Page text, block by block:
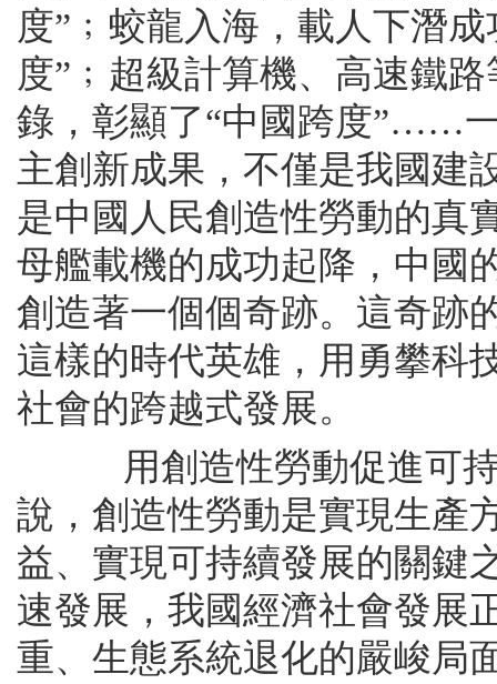
度”﹔蛟龍入海，載人下潛
度”﹔超級計算機、高速鐵
錄，彰顯了“中國跨度”……
主創新成果，不僅是我國建
是中國人民創造性勞動的真
母艦載機的成功起降，中國
創造著一個個奇跡。這奇跡
這樣的時代英雄，用勇攀科
社會的跨越式發展。
用創造性勞動促進可持
說，創造性勞動是實現生產
益、實現可持續發展的關鍵
速發展，我國經濟社會發展
重、生態系統退化的嚴峻局